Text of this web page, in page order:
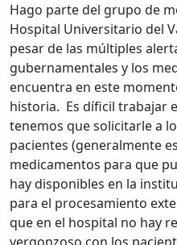
Hago parte del grupo de
Hospital Universitario del
pesar de las múltiples
gubernamentales y los
encuentra en este
historia. Es díficil trabajar
tenemos que solicitarle a
pacientes (generalmente
medicamentos para que
hay disponibles en la
para el procesamiento
que en el hospital no hay